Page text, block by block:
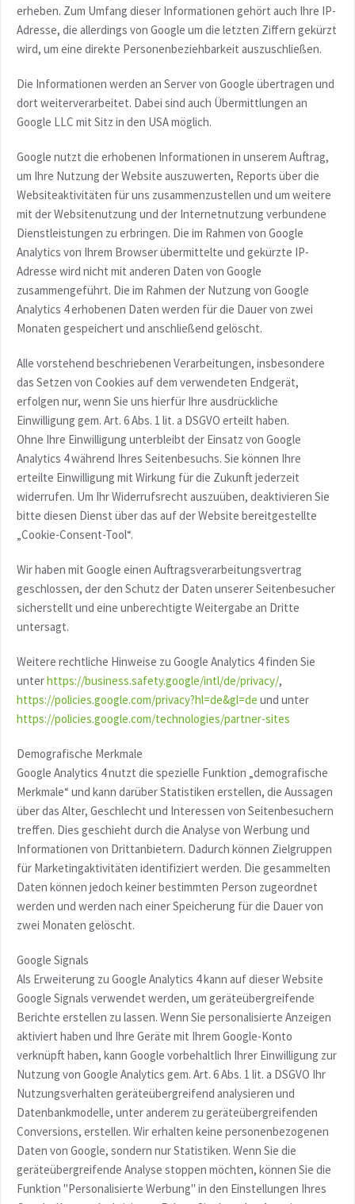
erheben. Zum Umfang dieser Informationen gehört auch Ihre IP-
Adresse, die allerdings von Google um die letzten Ziffern gekürzt
wird, um eine direkte Personenbeziehbarkeit auszuschließen.
Die Informationen werden an Server von Google übertragen und
dort weiterverarbeitet. Dabei sind auch Übermittlungen an
Google LLC mit Sitz in den USA möglich.
Google nutzt die erhobenen Informationen in unserem Auftrag,
um Ihre Nutzung der Website auszuwerten, Reports über die
Websiteaktivitäten für uns zusammenzustellen und um weitere
mit der Websitenutzung und der Internetnutzung verbundene
Dienstleistungen zu erbringen. Die im Rahmen von Google
Analytics von Ihrem Browser übermittelte und gekürzte IP-
Adresse wird nicht mit anderen Daten von Google
zusammengeführt. Die im Rahmen der Nutzung von Google
Analytics 4 erhobenen Daten werden für die Dauer von zwei
Monaten gespeichert und anschließend gelöscht.
Alle vorstehend beschriebenen Verarbeitungen, insbesondere
das Setzen von Cookies auf dem verwendeten Endgerät,
erfolgen nur, wenn Sie uns hierfür Ihre ausdrückliche
Einwilligung gem. Art. 6 Abs. 1 lit. a DSGVO erteilt haben.
Ohne Ihre Einwilligung unterbleibt der Einsatz von Google
Analytics 4 während Ihres Seitenbesuchs. Sie können Ihre
erteilte Einwilligung mit Wirkung für die Zukunft jederzeit
widerrufen. Um Ihr Widerrufsrecht auszuüben, deaktivieren Sie
bitte diesen Dienst über das auf der Website bereitgestellte
„Cookie-Consent-Tool“.
Wir haben mit Google einen Auftragsverarbeitungsvertrag
geschlossen, der den Schutz der Daten unserer Seitenbesucher
sicherstellt und eine unberechtigte Weitergabe an Dritte
untersagt.
Weitere rechtliche Hinweise zu Google Analytics 4 finden Sie
unterhttps://business.safety.google/intl/de/privacy/,
https://policies.google.com/privacy?hl=de&gl=de und unter
https://policies.google.com/technologies/partner-sites
Demografische Merkmale
Google Analytics 4 nutzt die spezielle Funktion „demografische
Merkmale“ und kann darüber Statistiken erstellen, die Aussagen
über das Alter, Geschlecht und Interessen von Seitenbesuchern
treffen. Dies geschieht durch die Analyse von Werbung und
Informationen von Drittanbietern. Dadurch können Zielgruppen
für Marketingaktivitäten identifiziert werden. Die gesammelten
Daten können jedoch keiner bestimmten Person zugeordnet
werden und werden nach einer Speicherung für die Dauer von
zwei Monaten gelöscht.
Google Signals
Als Erweiterung zu Google Analytics 4 kann auf dieser Website
Google Signals verwendet werden, um geräteübergreifende
Berichte erstellen zu lassen. Wenn Sie personalisierte Anzeigen
aktiviert haben und Ihre Geräte mit Ihrem Google-Konto
verknüpft haben, kann Google vorbehaltlich Ihrer Einwilligung zur
Nutzung von Google Analytics gem. Art. 6 Abs. 1 lit. a DSGVO Ihr
Nutzungsverhalten geräteübergreifend analysieren und
Datenbankmodelle, unter anderem zu geräteübergreifenden
Conversions, erstellen. Wir erhalten keine personenbezogenen
Daten von Google, sondern nur Statistiken. Wenn Sie die
geräteübergreifende Analyse stoppen möchten, können Sie die
Funktion "Personalisierte Werbung" in den Einstellungen Ihres